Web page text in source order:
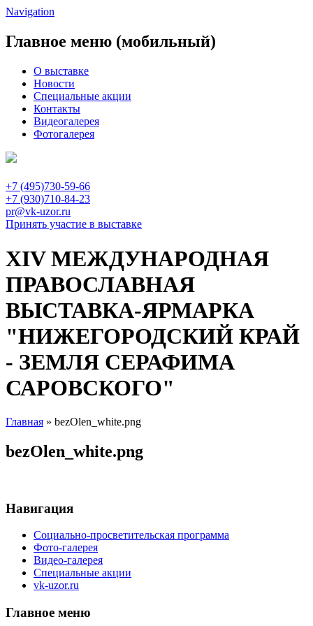
Navigation
Главное меню (мобильный)
О выставке
Новости
Специальные акции
Контакты
Видеогалерея
Фотогалерея
+7 (495)730-59-66
+7 (930)710-84-23
pr@vk-uzor.ru
Принять участие в выставке
XIV МЕЖДУНАРОДНАЯ
ПРАВОСЛАВНАЯ
ВЫСТАВКА-ЯРМАРКА
"НИЖЕГОРОДСКИЙ КРАЙ
- ЗЕМЛЯ СЕРАФИМА
САРОВСКОГО"
Главная » bezOlen_white.png
bezOlen_white.png
Навигация
Социально-просветительская программа
Фото-галерея
Видео-галерея
Специальные акции
vk-uzor.ru
Главное меню